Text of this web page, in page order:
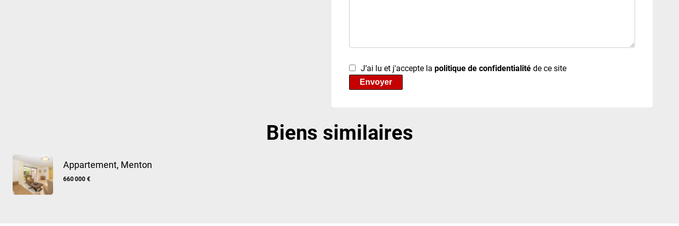
J’ai lu et j'accepte la politique de confidentialitéde ce site
Envoyer
Biens similaires
Appartement, Menton
660 000 €